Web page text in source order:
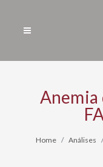
Anemia
Home Análises